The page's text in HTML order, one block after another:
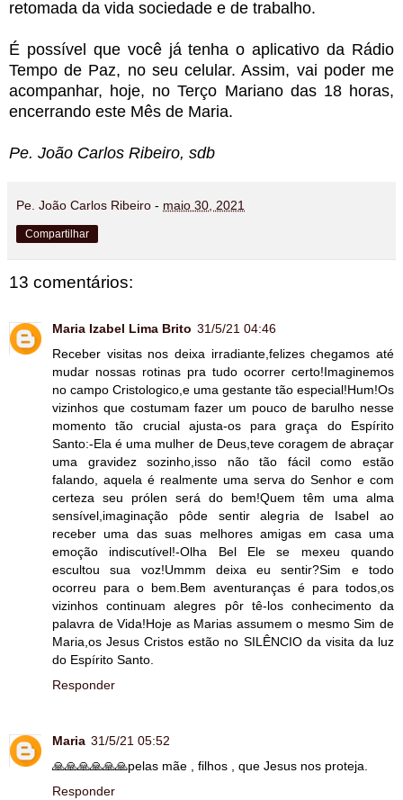
retomada da vida sociedade e de trabalho.
É possível que você já tenha o aplicativo da Rádio
Tempo de Paz, no seu celular. Assim, vai poder me
acompanhar, hoje, no Terço Mariano das 18 horas,
encerrando este Mês de Maria.
Pe. João Carlos Ribeiro, sdb
Pe. João Carlos Ribeiro - maio 30, 2021
Compartilhar
13 comentários:
Maria Izabel Lima Brito 31/5/21 04:46
Receber visitas nos deixa irradiante,felizes chegamos até
mudar nossas rotinas pra tudo ocorrer certo!Imaginemos
no campo Cristologico,e uma gestante tão especial!Hum!Os
vizinhos que costumam fazer um pouco de barulho nesse
momento tão crucial ajusta-os para graça do Espírito
Santo:-Ela é uma mulher de Deus,teve coragem de abraçar
uma gravidez sozinho,isso não tão fácil como estão
falando, aquela é realmente uma serva do Senhor e com
certeza seu prólen será do bem!Quem têm uma alma
sensível,imaginação pôde sentir alegria de Isabel ao
receber uma das suas melhores amigas em casa uma
emoção indiscutível!-Olha Bel Ele se mexeu quando
escultou sua voz!Ummm deixa eu sentir?Sim e todo
ocorreu para o bem.Bem aventuranças é para todos,os
vizinhos continuam alegres pôr tê-los conhecimento da
palavra de Vida!Hoje as Marias assumem o mesmo Sim de
Maria,os Jesus Cristos estão no SILÊNCIO da visita da luz
do Espírito Santo.
Responder
Maria 31/5/21 05:52
🙏🙏🙏🙏🙏🙏pelas mãe , filhos , que Jesus nos proteja.
Responder